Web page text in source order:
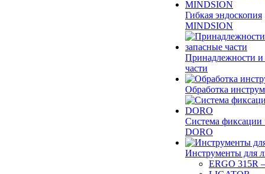
Гибкая эндоскопия
MINDSION
Принадлежности и
части
Обработка
Система фиксации
DORO
Инструменты для
ERGO 315R